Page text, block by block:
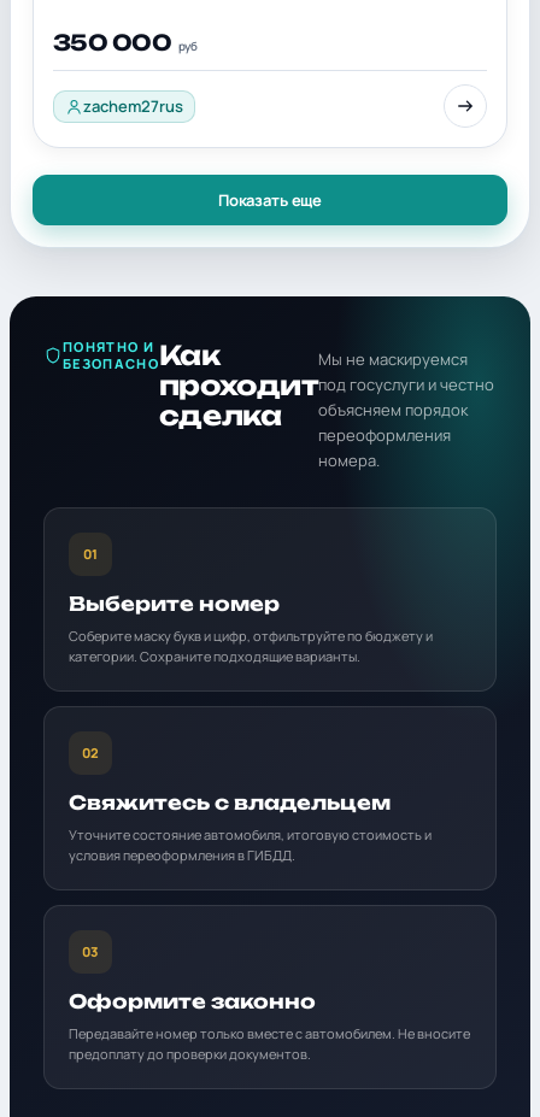
350 000 руб
zachem27rus
Показать еще
ПОНЯТНО И
БЕЗОПАСНОКак
проходит
сделка
Мы не маскируемся
под госуслуги и честно
объясняем порядок
переоформления
номера.
01
Выберите номер
Соберите маску букв и цифр, отфильтруйте по бюджету и
категории. Сохраните подходящие варианты.
02
Свяжитесь с владельцем
Уточните состояние автомобиля, итоговую стоимость и
условия переоформления в ГИБДД.
03
Оформите законно
Передавайте номер только вместе с автомобилем. Не вносите
предоплату до проверки документов.